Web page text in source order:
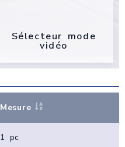
Sélecteur mode
vidéo
Mesure
1 pc